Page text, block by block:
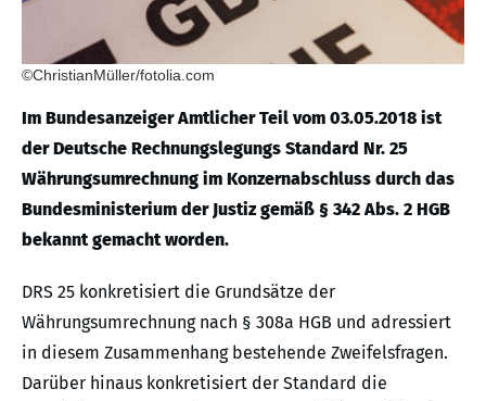
©ChristianMüller/fotolia.com
Im Bundesanzeiger Amtlicher Teil vom 03.05.2018 ist
der Deutsche Rechnungslegungs Standard Nr. 25
Währungsumrechnung im Konzernabschluss durch das
Bundesministerium der Justiz gemäß § 342 Abs. 2 HGB
bekannt gemacht worden.
DRS 25 konkretisiert die Grundsätze der
Währungsumrechnung nach § 308a HGB und adressiert
in diesem Zusammenhang bestehende Zweifelsfragen.
Darüber hinaus konkretisiert der Standard die